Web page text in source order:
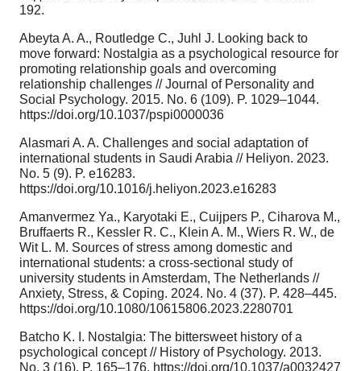
192.
Abeyta A. A., Routledge C., Juhl J. Looking back to
move forward: Nostalgia as a psychological resource for
promoting relationship goals and overcoming
relationship challenges // Journal of Personality and
Social Psychology. 2015. No. 6 (109). P. 1029–1044.
https://doi.org/10.1037/pspi0000036
Alasmari A. A. Challenges and social adaptation of
international students in Saudi Arabia // Heliyon. 2023.
No. 5 (9). P. e16283.
https://doi.org/10.1016/j.heliyon.2023.e16283
Amanvermez Ya., Karyotaki E., Cuijpers P., Ciharova M.,
Bruffaerts R., Kessler R. C., Klein A. M., Wiers R. W., de
Wit L. M. Sources of stress among domestic and
international students: a cross-sectional study of
university students in Amsterdam, The Netherlands //
Anxiety, Stress, & Coping. 2024. No. 4 (37). P. 428–445.
https://doi.org/10.1080/10615806.2023.2280701
Batcho K. I. Nostalgia: The bittersweet history of a
psychological concept // History of Psychology. 2013.
No. 3 (16). P. 165–176. https://doi.org/10.1037/a0032427